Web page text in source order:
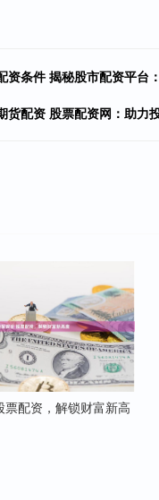
资条件 揭秘股市配资平台
货配资 股票配资网：助力
票配资，解锁财富新高